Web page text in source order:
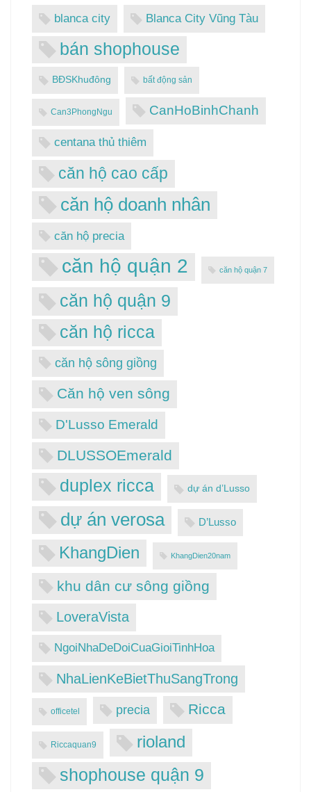
blanca city Blanca City Vũng Tàu
bán shophouse
BĐSKhuđông bất động sản
Can3PhongNgu CanHoBinhChanh
centana thủ thiêm
căn hộ cao cấp
căn hộ doanh nhân
căn hộ precia
căn hộ quận 2 căn hộ quận 7
căn hộ quận 9
căn hộ ricca
căn hộ sông giồng
Căn hộ ven sông
D'Lusso Emerald
DLUSSOEmerald
duplex ricca dự án d’Lusso
dự án verosa D’Lusso
KhangDien KhangDien20nam
khu dân cư sông giồng
LoveraVista
NgoiNhaDeDoiCuaGioiTinhHoa
NhaLienKeBietThuSangTrong
officetel precia Ricca
Riccaquan9
rioland
shophouse quận 9